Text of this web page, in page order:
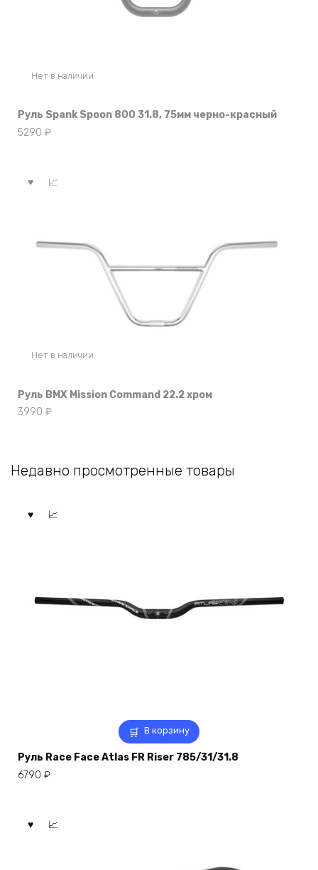
Нет в наличии
Руль Spank Spoon 800 31.8, 75мм черно-красный
5290 ₽
Нет в наличии
Руль BMX Mission Command 22.2 хром
3990 ₽
Недавно просмотренные товары
В корзину
Руль Race Face Atlas FR Riser 785/31/31.8
6790 ₽